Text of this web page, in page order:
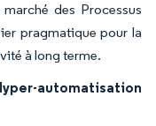
des Processus
pragmatique pour la
à long terme.
automatisation